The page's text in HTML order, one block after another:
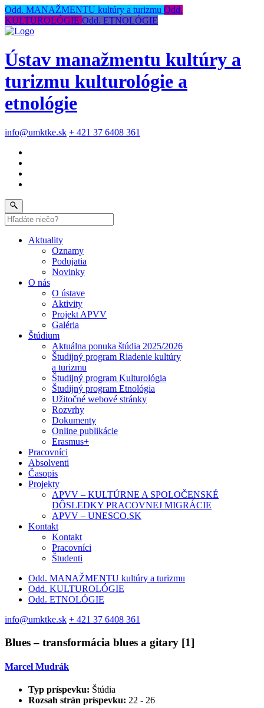
Odd. MANAŽMENTU kultúry a turizmu Odd.
KULTUROLÓGIE Odd. ETNOLÓGIE
Ústav manažmentu kultúry a
turizmu kulturológie a
etnológie
info@umktke.sk + 421 37 6408 361
Aktuality
Oznamy
Podujatia
Novinky
O nás
O ústave
Aktivity
Projekt APVV
Galéria
Štúdium
Aktuálna ponuka štúdia 2025/2026
Študijný program Riadenie kultúry
a turizmu
Študijný program Kulturológia
Študijný program Etnológia
Užitočné webové stránky
Rozvrhy
Dokumenty
Online publikácie
Erasmus+
Pracovníci
Absolventi
Časopis
Projekty
APVV – KULTÚRNE A SPOLOČENSKÉ
DÔSLEDKY PRACOVNEJ MIGRÁCIE
APVV – UNESCO.SK
Kontakt
Kontakt
Pracovníci
Študenti
Odd. MANAŽMENTU kultúry a turizmu
Odd. KULTUROLÓGIE
Odd. ETNOLÓGIE
info@umktke.sk + 421 37 6408 361
Blues – transformácia blues a gitary [1]
Marcel Mudrák
Typ príspevku: Štúdia
Rozsah strán príspevku: 22 - 26